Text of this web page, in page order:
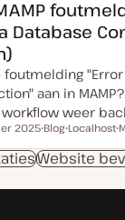
Database
foutmelding
aan in
weer
2025
o
s
t
Blog
n
d
r
Localhost
n
d
r
Website